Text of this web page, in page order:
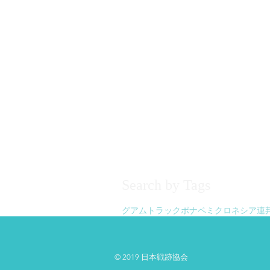
グアム トラックポナペミクロネシア連
© 2019 日本戦跡協会